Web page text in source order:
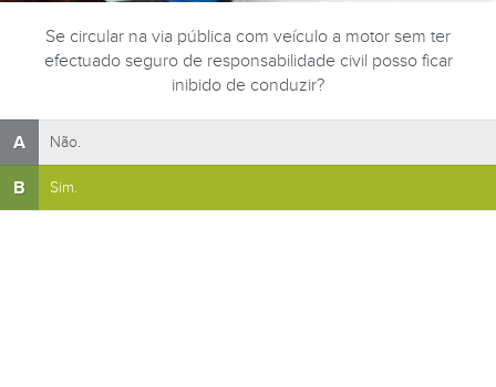
Se circular na via pública com veículo a motor sem ter
efectuado seguro de responsabilidade civil posso ficar
inibido de conduzir?
A Não.
B Sim.